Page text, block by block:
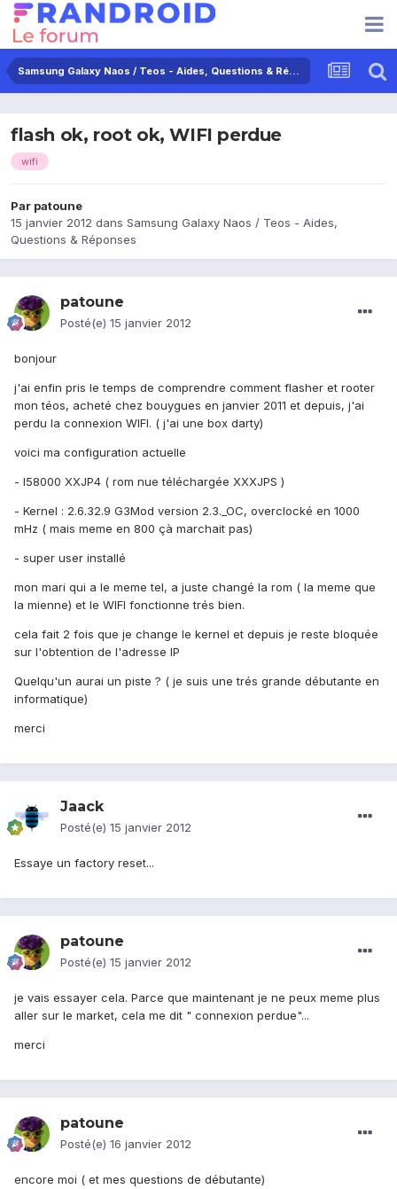
Samsung Galaxy Naos / Teos - Aides, Questions & Réponses
flash ok, root ok, WIFI perdue
wifi
Par patoune
15 janvier 2012 dans Samsung Galaxy Naos / Teos - Aides,
Questions & Réponses
patoune
Posté(e) 15 janvier 2012
bonjour
j'ai enfin pris le temps de comprendre comment flasher et rooter
mon téos, acheté chez bouygues en janvier 2011 et depuis, j'ai
perdu la connexion WIFI. ( j'ai une box darty)
voici ma configuration actuelle
- I58000 XXJP4 ( rom nue téléchargée XXXJPS )
- Kernel : 2.6.32.9 G3Mod version 2.3._OC, overclocké en 1000
mHz ( mais meme en 800 çà marchait pas)
- super user installé
mon mari qui a le meme tel, a juste changé la rom ( la meme que
la mienne) et le WIFI fonctionne trés bien.
cela fait 2 fois que je change le kernel et depuis je reste bloquée
sur l'obtention de l'adresse IP
Quelqu'un aurai un piste ? ( je suis une trés grande débutante en
informatique)
merci
Jaack
Posté(e) 15 janvier 2012
Essaye un factory reset...
patoune
Posté(e) 15 janvier 2012
je vais essayer cela. Parce que maintenant je ne peux meme plus
aller sur le market, cela me dit " connexion perdue"...
merci
patoune
Posté(e) 16 janvier 2012
encore moi ( et mes questions de débutante)